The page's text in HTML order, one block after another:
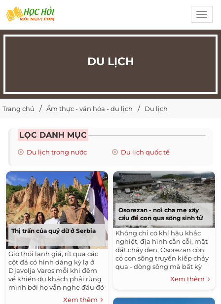
DU LỊCH
Trang chủ Ẩm thực - văn hóa - du lịch Du lịch
LỌC DANH MỤC
Du lịch trong nước Du lịch quốc tế
Thị trấn của quỷ dữ ở Serbia
Gió thổi lạnh giá, rít qua các
cột đá có hình dáng kỳ lạ ở
Djavolja Varos mỗi khi đêm
về khiến du khách phải rùng
mình bởi họ vẫn nghe đâu đó
tiếng kêu gào của quỷ dữ.
Xem thêm
Osorezan - nơi cha mẹ xây
cầu để con qua sông sinh tử
Không chỉ có khí hậu khắc
nghiệt, địa hình cằn cỗi, mặt
đất cháy đen, Osorezan còn
có con sông truyền kiếp chảy
qua - dòng sông mà bất kỳ
người chết nào cũng phải
vượt khi về cõi vĩnh hằng.
Xem thêm